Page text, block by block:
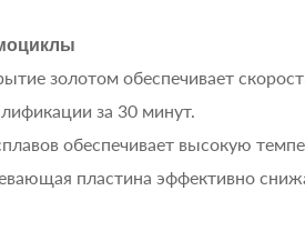
золотом обеспечивает
за 30 минут.
обеспечивает высокую
пластина эффективно